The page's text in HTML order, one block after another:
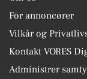
For annoncører
Vilkår og
Kontakt VORES
Administrer